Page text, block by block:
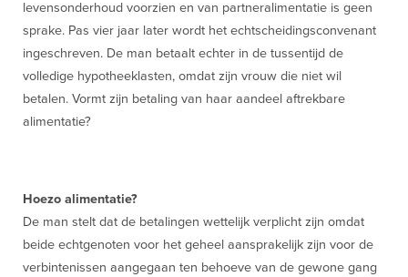
levensonderhoud voorzien en van partneralimentatie is geen
sprake. Pas vier jaar later wordt het echtscheidingsconvenant
ingeschreven. De man betaalt echter in de tussentijd de
volledige hypotheeklasten, omdat zijn vrouw die niet wil
betalen. Vormt zijn betaling van haar aandeel aftrekbare
alimentatie?
Hoezo alimentatie?
De man stelt dat de betalingen wettelijk verplicht zijn omdat
beide echtgenoten voor het geheel aansprakelijk zijn voor de
verbintenissen aangegaan ten behoeve van de gewone gang